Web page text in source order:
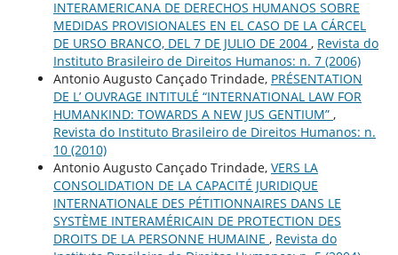
INTERAMERICANA DE DERECHOS HUMANOS SOBRE
MEDIDAS PROVISIONALES EN EL CASO DE LA CÁRCEL
DE URSO BRANCO, DEL 7 DE JULIO DE 2004 , Revista do
Instituto Brasileiro de Direitos Humanos: n. 7 (2006)
Antonio Augusto Cançado Trindade, PRÉSENTATION
DE L’ OUVRAGE INTITULÉ “INTERNATIONAL LAW FOR
HUMANKIND: TOWARDS A NEW JUS GENTIUM” ,
Revista do Instituto Brasileiro de Direitos Humanos: n.
10 (2010)
Antonio Augusto Cançado Trindade, VERS LA
CONSOLIDATION DE LA CAPACITÉ JURIDIQUE
INTERNATIONALE DES PÉTITIONNAIRES DANS LE
SYSTÈME INTERAMÉRICAIN DE PROTECTION DES
DROITS DE LA PERSONNE HUMAINE , Revista do